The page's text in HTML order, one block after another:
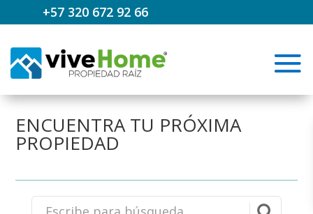
+57 320 672 92 66
ENCUENTRA TU PRÓXIMA
PROPIEDAD